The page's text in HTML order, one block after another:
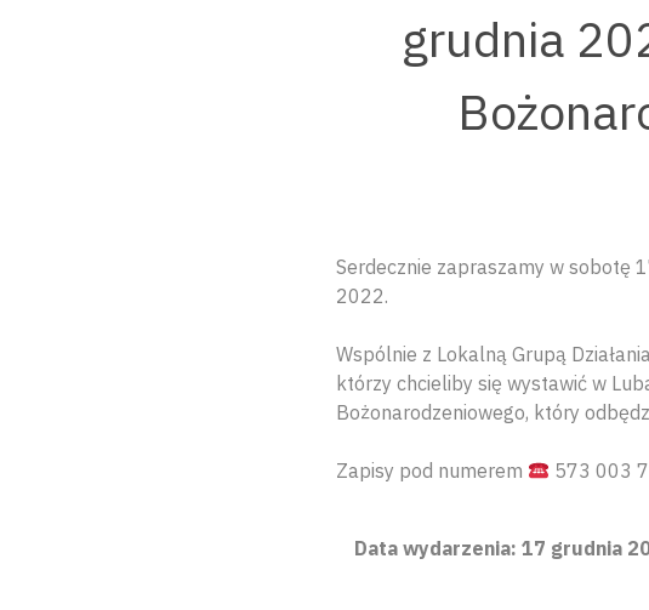
grudnia
Serdecznie zapraszamy w sobotę
2022.
Wspólnie z Lokalną Grupą
którzy chcieliby się wystawić w
Bożonarodzeniowego, który
Zapisy pod numerem 573 003
Data wydarzenia: 17 grudnia